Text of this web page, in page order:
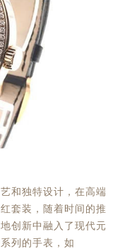
和独特设计，在高端
套装，随着时间的推
创新中融入了现代元
列的手表，如